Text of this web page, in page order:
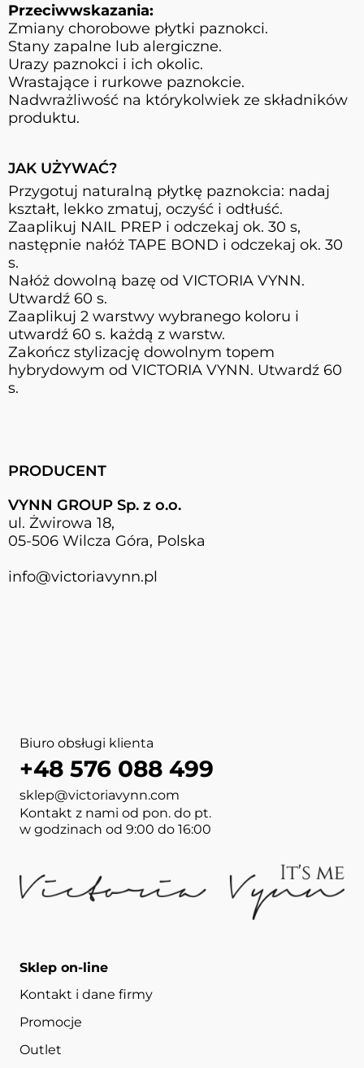
Przeciwwskazania:
Zmiany chorobowe płytki paznokci.
Stany zapalne lub alergiczne.
Urazy paznokci i ich okolic.
Wrastające i rurkowe paznokcie.
Nadwrażliwość na którykolwiek ze składników
produktu.
JAK UŻYWAĆ?
Przygotuj naturalną płytkę paznokcia: nadaj
kształt, lekko zmatuj, oczyść i odtłuść.
Zaaplikuj NAIL PREP i odczekaj ok. 30 s,
następnie nałóż TAPE BOND i odczekaj ok. 30
s.
Nałóż dowolną bazę od VICTORIA VYNN.
Utwardź 60 s.
Zaaplikuj 2 warstwy wybranego koloru i
utwardź 60 s. każdą z warstw.
Zakończ stylizację dowolnym topem
hybrydowym od VICTORIA VYNN. Utwardź 60
s.
PRODUCENT
VYNN GROUP Sp. z o.o.
ul. Żwirowa 18,
05-506 Wilcza Góra, Polska
info@victoriavynn.pl
Biuro obsługi klienta
+48 576 088 499
sklep@victoriavynn.com
Kontakt z nami od pon. do pt.
w godzinach od 9:00 do 16:00
Sklep on-line
Kontakt i dane firmy
Promocje
Outlet